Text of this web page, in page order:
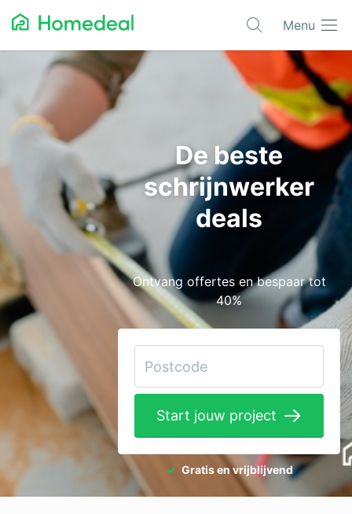
Menu
Populaire projecten
Aannemer
Airco
Alarmsystemen
Architect
Asbest
Bestrating
Cv-ketels
Dakwerken
Elektricien
Gevelwerken
Hekwerken
Hovenier
De beste
schrijnwerker
deals
Ontvang offertes en bespaar tot
40%
Start jouw project
Gratis en vrijblijvend